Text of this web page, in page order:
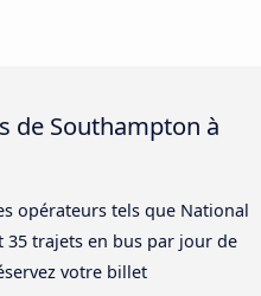
de Southampton à
opérateurs tels que National
35 trajets en bus par jour de
votre billet